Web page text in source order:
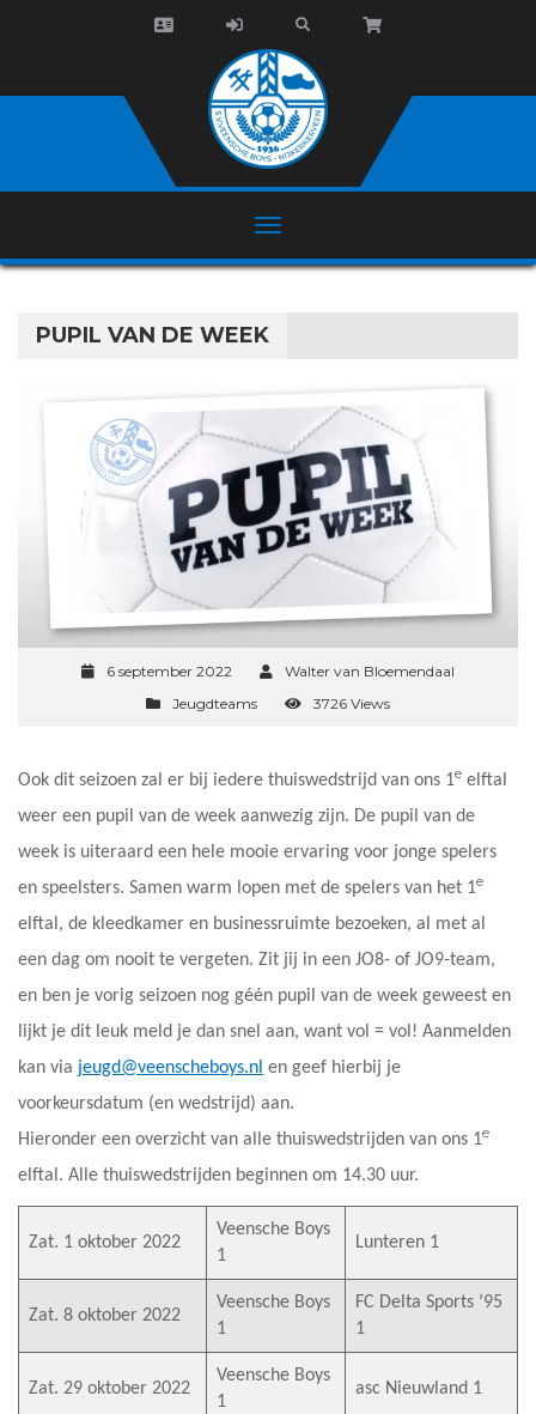
PUPIL VAN DE WEEK
6 september 2022
Walter van Bloemendaal
Jeugdteams
3726 Views
Ook dit seizoen zal er bij iedere thuiswedstrijd van ons 1e elftal
weer een pupil van de week aanwezig zijn. De pupil van de
week is uiteraard een hele mooie ervaring voor jonge spelers
en speelsters. Samen warm lopen met de spelers van het 1e
elftal, de kleedkamer en businessruimte bezoeken, al met al
een dag om nooit te vergeten. Zit jij in een JO8- of JO9-team,
en ben je vorig seizoen nog géén pupil van de week geweest en
lijkt je dit leuk meld je dan snel aan, want vol = vol! Aanmelden
kan via jeugd@veenscheboys.nl en geef hierbij je
voorkeursdatum (en wedstrijd) aan.
Hieronder een overzicht van alle thuiswedstrijden van ons 1e
elftal. Alle thuiswedstrijden beginnen om 14.30 uur.
Zat. 1 oktober 2022
Veensche Boys
1
Lunteren 1
Zat. 8 oktober 2022
Veensche Boys
1
FC Delta Sports ’95
1
Zat. 29 oktober 2022
Veensche Boys
1
asc Nieuwland 1